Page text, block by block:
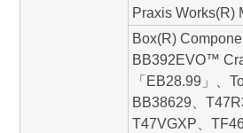
Praxis Works(R)
Box(R)
BB392EVO™
「EB28.99」、
BB38629、
T47VGXP、